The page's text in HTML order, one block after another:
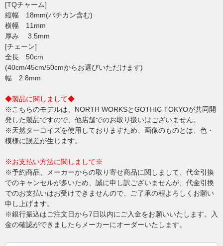
[TQチャーム]
縦幅 18mm(バチカン含む)
横幅 11mm
厚み 3.5mm
[チェーン]
全長 50cm
(40cm/45cm/50cmからお選びいただけます)
幅 2.8mm
◆製品に関しまして◆
※こちらのモデルは、NORTH WORKSとGOTHIC TOKYOが共同開
発した製品ですので、他店舗でのお取り扱いはございません。
※天然ターコイズを使用しておりますため、画像のものとは、色・
模様に誤差が生じます。
※お支払い方法に関しまして※
※予約商品、メーカーからの取り寄せ商品に関しまして、代金引換
でのキャンセルが多いため、誠に申し訳ございませんが、代金引換
でのお支払いはお受けできませんので、ご了承の程よろしくお願い
申し上げます。
※銀行振込はご注文日から7日以内にご入金をお願いいたします。入
金の確認ができましたらメーカーにオーダーいたします。